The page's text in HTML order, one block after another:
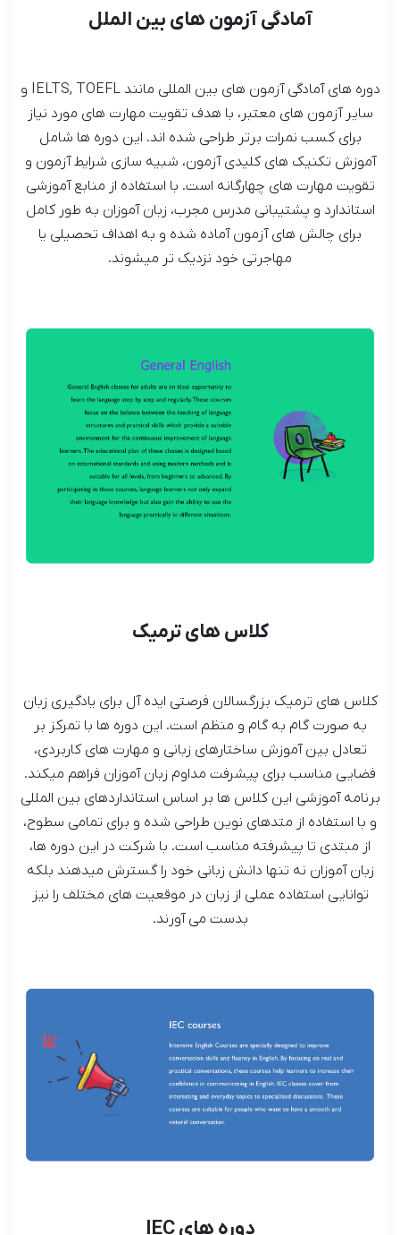
آمادگی آزمون های بین الملل
دوره های آمادگی آزمون های بین المللی مانند IELTS, TOEFL و
سایر آزمون های معتبر، با هدف تقویت مهارت های مورد نیاز
برای کسب نمرات برتر طراحی شده اند. این دوره ها شامل
آموزش تکنیک های کلیدی آزمون، شبیه سازی شرایط آزمون و
تقویت مهارت های چهارگانه است. با استفاده از منابع آموزشی
استاندارد و پشتیبانی مدرس مجرب، زبان آموزان به طور کامل
برای چالش های آزمون آماده شده و به اهداف تحصیلی یا
مهاجرتی خود نزدیک تر میشوند.
کلاس های ترمیک
کلاس های ترمیک بزرگسالان فرصتی ایده آل برای یادگیری زبان
به صورت گام به گام و منظم است. این دوره ها با تمرکز بر
تعادل بین آموزش ساختارهای زبانی و مهارت های کاربردی،
فضایی مناسب برای پیشرفت مداوم زبان آموزان فراهم میکند.
برنامه آموزشی این کلاس ها بر اساس استانداردهای بین المللی
و با استفاده از متدهای نوین طراحی شده و برای تمامی سطوح،
از مبتدی تا پیشرفته مناسب است. با شرکت در این دوره ها،
زبان آموزان نه تنها دانش زبانی خود را گسترش میدهند بلکه
توانایی استفاده عملی از زبان در موقعیت های مختلف را نیز
بدست می آورند.
دوره های IEC